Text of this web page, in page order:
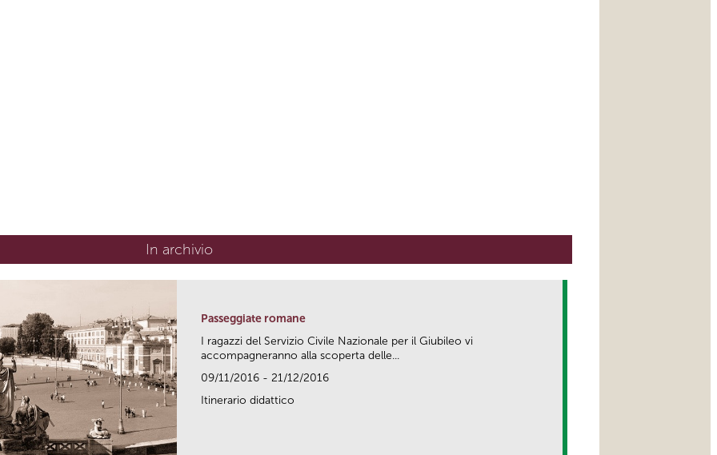
In archivio
Passeggiate romane
I ragazzi del Servizio Civile Nazionale per il Giubileo vi
accompagneranno alla scoperta delle...
09/11/2016 - 21/12/2016
Itinerario didattico